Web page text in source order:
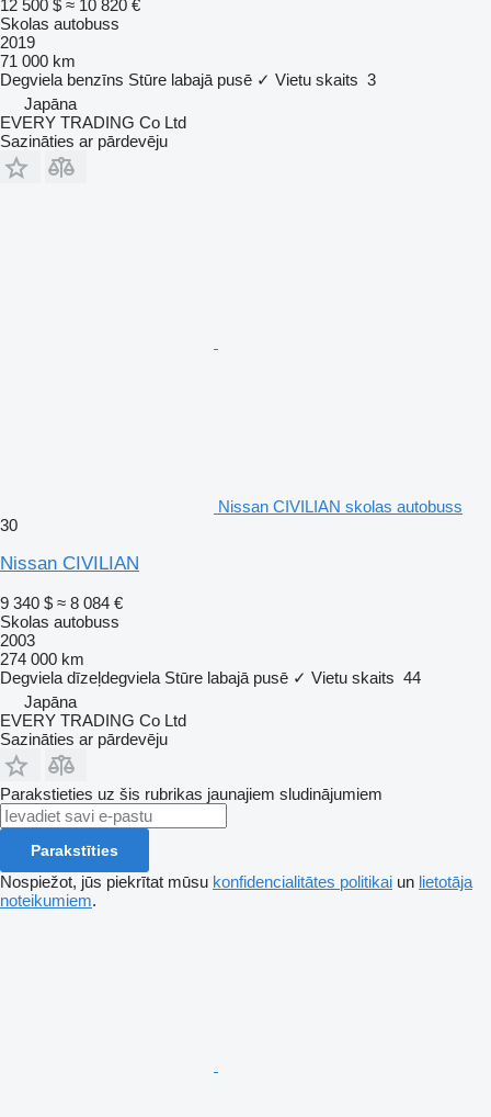
12 500 $ ≈ 10 820 €
Skolas autobuss
2019
71 000 km
Degviela benzīns Stūre labajā pusē ✓ Vietu skaits 3
Japāna
EVERY TRADING Co Ltd
Sazināties ar pārdevēju
Nissan CIVILIAN skolas autobuss
30
Nissan CIVILIAN
9 340 $ ≈ 8 084 €
Skolas autobuss
2003
274 000 km
Degviela dīzeļdegviela Stūre labajā pusē ✓ Vietu skaits 44
Japāna
EVERY TRADING Co Ltd
Sazināties ar pārdevēju
Parakstieties uz šis rubrikas jaunajiem sludinājumiem
Parakstīties
Nospiežot, jūs piekrītat mūsu konfidencialitātes politikai un lietotāja
noteikumiem.